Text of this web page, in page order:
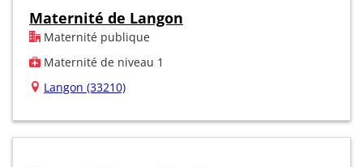
Maternité de Langon
Maternité publique
Maternité de niveau 1
Langon (33210)